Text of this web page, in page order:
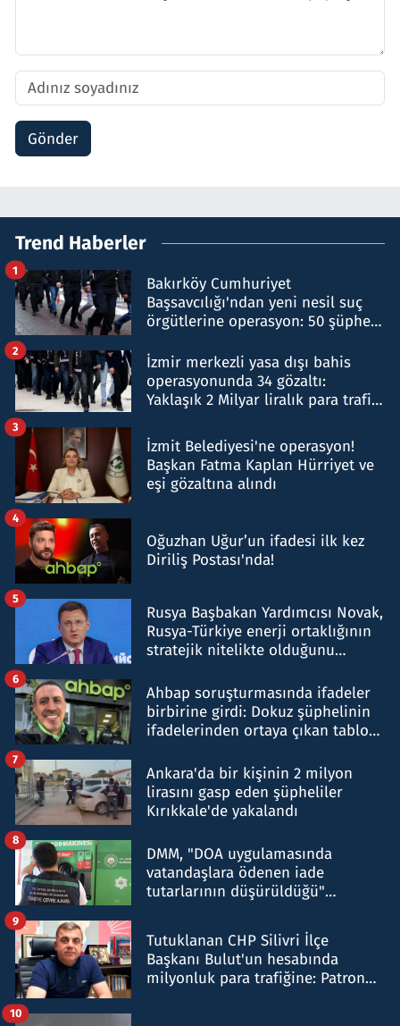
Gönder
Trend Haberler
Bakırköy Cumhuriyet
Başsavcılığı'ndan yeni nesil suç
örgütlerine operasyon: 50 şüpheli
1
İzmir merkezli yasa dışı bahis
operasyonunda 34 gözaltı:
Yaklaşık 2 Milyar liralık para trafiği
2
İzmit Belediyesi'ne operasyon!
Başkan Fatma Kaplan Hürriyet ve
eşi gözaltına alındı
3
Oğuzhan Uğur’un ifadesi ilk kez
Diriliş Postası'nda!
4
Rusya Başbakan Yardımcısı Novak,
Rusya-Türkiye enerji ortaklığının
stratejik nitelikte olduğunu
5
Ahbap soruşturmasında ifadeler
birbirine girdi: Dokuz şüphelinin
ifadelerinden ortaya çıkan tablo
6
Ankara'da bir kişinin 2 milyon
lirasını gasp eden şüpheliler
Kırıkkale'de yakalandı
7
DMM, "DOA uygulamasında
vatandaşlara ödenen iade
tutarlarının düşürüldüğü"
8
Tutuklanan CHP Silivri İlçe
Başkanı Bulut'un hesabında
milyonluk para trafiğine: Patron
9
10